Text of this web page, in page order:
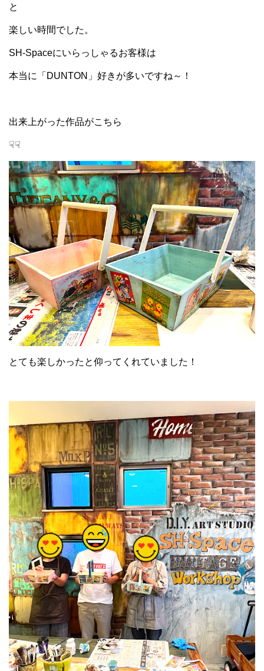
と
楽しい時間でした。
SH-Spaceにいらっしゃるお客様は
本当に「DUNTON」好きが多いですね～！
出来上がった作品がこちら
☟☟
とても楽しかったと仰ってくれていました！